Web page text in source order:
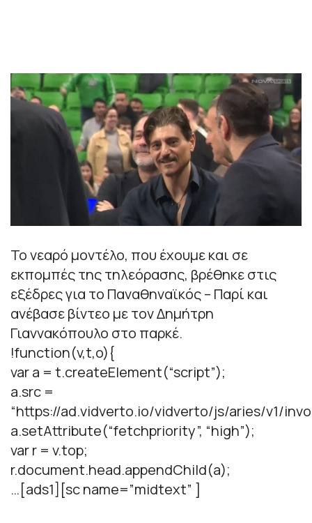
Το νεαρό μοντέλο, που έχουμε και σε
εκπομπές της τηλεόρασης, βρέθηκε στις
εξέδρες για το Παναθηναϊκός – Παρί και
ανέβασε βίντεο με τον Δημήτρη
Γιαννακόπουλο στο παρκέ.
!function(v,t,o){
var a = t.createElement(“script”);
a.src =
“https://ad.vidverto.io/vidverto/js/aries/v1/
a.setAttribute(“fetchpriority”, “high”);
var r = v.top;
r.document.head.appendChild(a);
…[ads1][sc name=”midtext” ]